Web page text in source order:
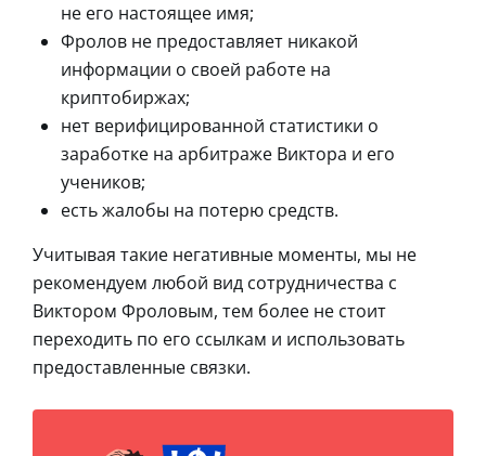
не его настоящее имя;
Фролов не предоставляет никакой
информации о своей работе на
криптобиржах;
нет верифицированной статистики о
заработке на арбитраже Виктора и его
учеников;
есть жалобы на потерю средств.
Учитывая такие негативные моменты, мы не
рекомендуем любой вид сотрудничества с
Виктором Фроловым, тем более не стоит
переходить по его ссылкам и использовать
предоставленные связки.